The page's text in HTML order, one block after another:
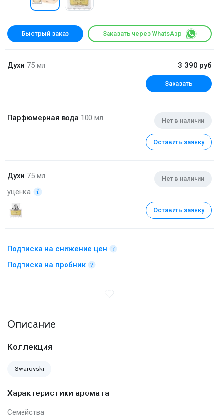
Быстрый заказ Заказать через WhatsApp
Духи 75 мл 3 390 руб
Заказать
Парфюмерная вода 100 мл Нет в наличии
Оставить заявку
Духи 75 мл
уценка
Нет в наличии
Оставить заявку
Подписка на снижение цен
Подписка на пробник
Описание
Коллекция
Swarovski
Характеристики аромата
Семейства